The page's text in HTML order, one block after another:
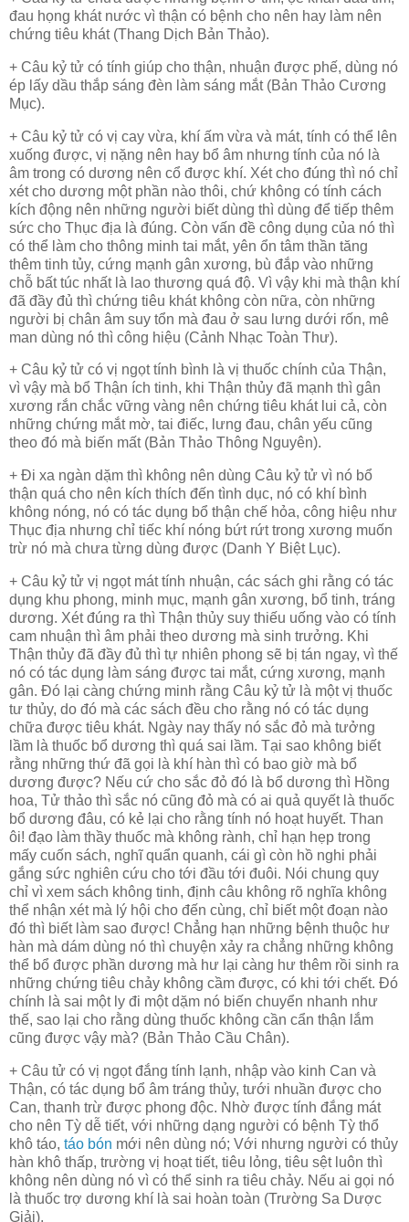
đau họng khát nước vì thận có bệnh cho nên hay làm nên
chứng tiêu khát (Thang Dịch Bản Thảo).
+ Câu kỷ tử có tính giúp cho thận, nhuận được phế, dùng nó
ép lấy dầu thắp sáng đèn làm sáng mắt (Bản Thảo Cương
Mục).
+ Câu kỷ tử có vị cay vừa, khí ấm vừa và mát, tính có thể lên
xuống được, vị nặng nên hay bổ âm nhưng tính của nó là
âm trong có dương nên cổ được khí. Xét cho đúng thì nó chỉ
xét cho dương một phần nào thôi, chứ không có tính cách
kích động nên những người biết dùng thì dùng để tiếp thêm
sức cho Thục địa là đúng. Còn vấn đề công dụng của nó thì
có thể làm cho thông minh tai mắt, yên ổn tâm thần tăng
thêm tinh tủy, cứng mạnh gân xương, bù đắp vào những
chỗ bất túc nhất là lao thương quá độ. Vì vậy khi mà thận khí
đã đầy đủ thì chứng tiêu khát không còn nữa, còn những
người bị chân âm suy tổn mà đau ở sau lưng dưới rốn, mê
man dùng nó thì công hiệu (Cảnh Nhạc Toàn Thư).
+ Câu kỷ tử có vị ngọt tính bình là vị thuốc chính của Thận,
vì vậy mà bổ Thận ích tinh, khi Thận thủy đã mạnh thì gân
xương rắn chắc vững vàng nên chứng tiêu khát lui cả, còn
những chứng mắt mờ, tai điếc, lưng đau, chân yếu cũng
theo đó mà biến mất (Bản Thảo Thông Nguyên).
+ Đi xa ngàn dặm thì không nên dùng Câu kỷ tử vì nó bổ
thận quá cho nên kích thích đến tình dục, nó có khí bình
không nóng, nó có tác dụng bổ thận chế hỏa, công hiệu như
Thục địa nhưng chỉ tiếc khí nóng bứt rứt trong xương muốn
trừ nó mà chưa từng dùng được (Danh Y Biệt Lục).
+ Câu kỷ tử vị ngọt mát tính nhuận, các sách ghi rằng có tác
dụng khu phong, minh mục, mạnh gân xương, bổ tinh, tráng
dương. Xét đúng ra thì Thận thủy suy thiếu uống vào có tính
cam nhuận thì âm phải theo dương mà sinh trưởng. Khi
Thận thủy đã đầy đủ thì tự nhiên phong sẽ bị tán ngay, vì thế
nó có tác dụng làm sáng được tai mắt, cứng xương, mạnh
gân. Đó lại càng chứng minh rằng Câu kỷ tử là một vị thuốc
tư thủy, do đó mà các sách đều cho rằng nó có tác dụng
chữa được tiêu khát. Ngày nay thấy nó sắc đỏ mà tưởng
lầm là thuốc bổ dương thì quá sai lầm. Tại sao không biết
rằng những thứ đã gọi là khí hàn thì có bao giờ mà bổ
dương được? Nếu cứ cho sắc đỏ đó là bổ dương thì Hồng
hoa, Tử thảo thì sắc nó cũng đỏ mà có ai quả quyết là thuốc
bổ dương đâu, có kẻ lại cho rằng tính nó hoạt huyết. Than
ôi! đạo làm thầy thuốc mà không rành, chỉ hạn hẹp trong
mấy cuốn sách, nghĩ quẩn quanh, cái gì còn hồ nghi phải
gắng sức nghiên cứu cho tới đầu tới đuôi. Nói chung quy
chỉ vì xem sách không tinh, định câu không rõ nghĩa không
thể nhận xét mà lý hội cho đến cùng, chỉ biết một đoạn nào
đó thì biết làm sao được! Chẳng hạn những bệnh thuộc hư
hàn mà dám dùng nó thì chuyện xảy ra chẳng những không
thể bổ được phần dương mà hư lại càng hư thêm rồi sinh ra
những chứng tiêu chảy không cầm được, có khi tới chết. Đó
chính là sai một ly đi một dặm nó biến chuyển nhanh như
thế, sao lại cho rằng dùng thuốc không cần cẩn thận lắm
cũng được vậy mà? (Bản Thảo Cầu Chân).
+ Câu tử có vị ngọt đắng tính lạnh, nhập vào kinh Can và
Thận, có tác dụng bổ âm tráng thủy, tưới nhuần được cho
Can, thanh trừ được phong độc. Nhờ được tính đắng mát
cho nên Tỳ dễ tiết, với những dạng người có bệnh Tỳ thổ
khô táo, táo bón mới nên dùng nó; Với nhưng người có thủy
hàn khô thấp, trường vị hoạt tiết, tiêu lỏng, tiêu sệt luôn thì
không nên dùng nó vì có thể sinh ra tiêu chảy. Nếu ai gọi nó
là thuốc trợ dương khí là sai hoàn toàn (Trường Sa Dược
Giải).